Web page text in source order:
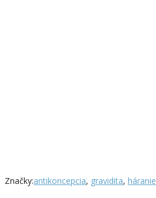
Značky:antikoncepcia, gravidita, háranie